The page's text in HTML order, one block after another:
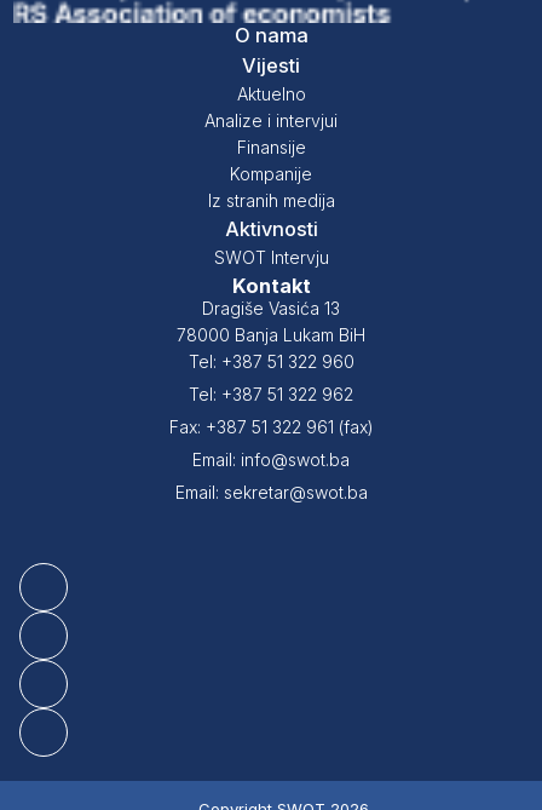
O nama
Vijesti
Aktuelno
Analize i intervjui
Finansije
Kompanije
Iz stranih medija
Aktivnosti
SWOT Intervju
Kontakt
Dragiše Vasića 13
78000 Banja Lukam BiH
Tel: +387 51 322 960
Tel: +387 51 322 962
Fax: +387 51 322 961 (fax)
Email: info@swot.ba
Email: sekretar@swot.ba